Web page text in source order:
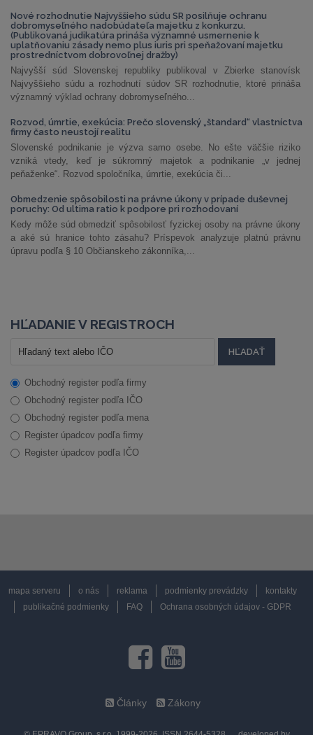
Nové rozhodnutie Najvyššieho súdu SR posilňuje ochranu
dobromyseľného nadobúdateľa majetku z konkurzu.
(Publikovaná judikatúra prináša významné usmernenie k
uplatňovaniu zásady nemo plus iuris pri speňažovaní majetku
prostredníctvom dobrovoľnej dražby)
Najvyšší súd Slovenskej republiky publikoval v Zbierke stanovísk
Najvyššieho súdu a rozhodnutí súdov SR rozhodnutie, ktoré prináša
významný výklad ochrany dobromyseľného...
Rozvod, úmrtie, exekúcia: Prečo slovenský „štandard“ vlastníctva
firmy často neustojí realitu
Slovenské podnikanie je výzva samo osebe. No ešte väčšie riziko
vzniká vtedy, keď je súkromný majetok a podnikanie „v jednej
peňaženke“. Rozvod spoločníka, úmrtie, exekúcia či...
Obmedzenie spôsobilosti na právne úkony v prípade duševnej
poruchy: Od ultima ratio k podpore pri rozhodovaní
Kedy môže súd obmedziť spôsobilosť fyzickej osoby na právne úkony
a aké sú hranice tohto zásahu? Príspevok analyzuje platnú právnu
úpravu podľa § 10 Občianskeho zákonníka,...
HĽADANIE V REGISTROCH
Obchodný register podľa firmy
Obchodný register podľa IČO
Obchodný register podľa mena
Register úpadcov podľa firmy
Register úpadcov podľa IČO
mapa serveru o nás reklama podmienky prevádzky
kontakty
publikačné podmienky
FAQ Ochrana osobných údajov - GDPR
Články Zákony